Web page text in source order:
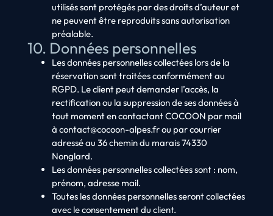
utilisés sont protégés par des droits d’auteur et
ne peuvent être reproduits sans autorisation
préalable.
10. Données personnelles
Les données personnelles collectées lors de la
réservation sont traitées conformément au
RGPD. Le client peut demander l’accès, la
rectification ou la suppression de ses données à
tout moment en contactant COCOON par mail
à contact@cocoon-alpes.fr ou par courrier
adressé au 36 chemin du marais 74330
Nonglard.
Les données personnelles collectées sont : nom,
prénom, adresse mail.
Toutes les données personnelles seront collectées
avec le consentement du client.